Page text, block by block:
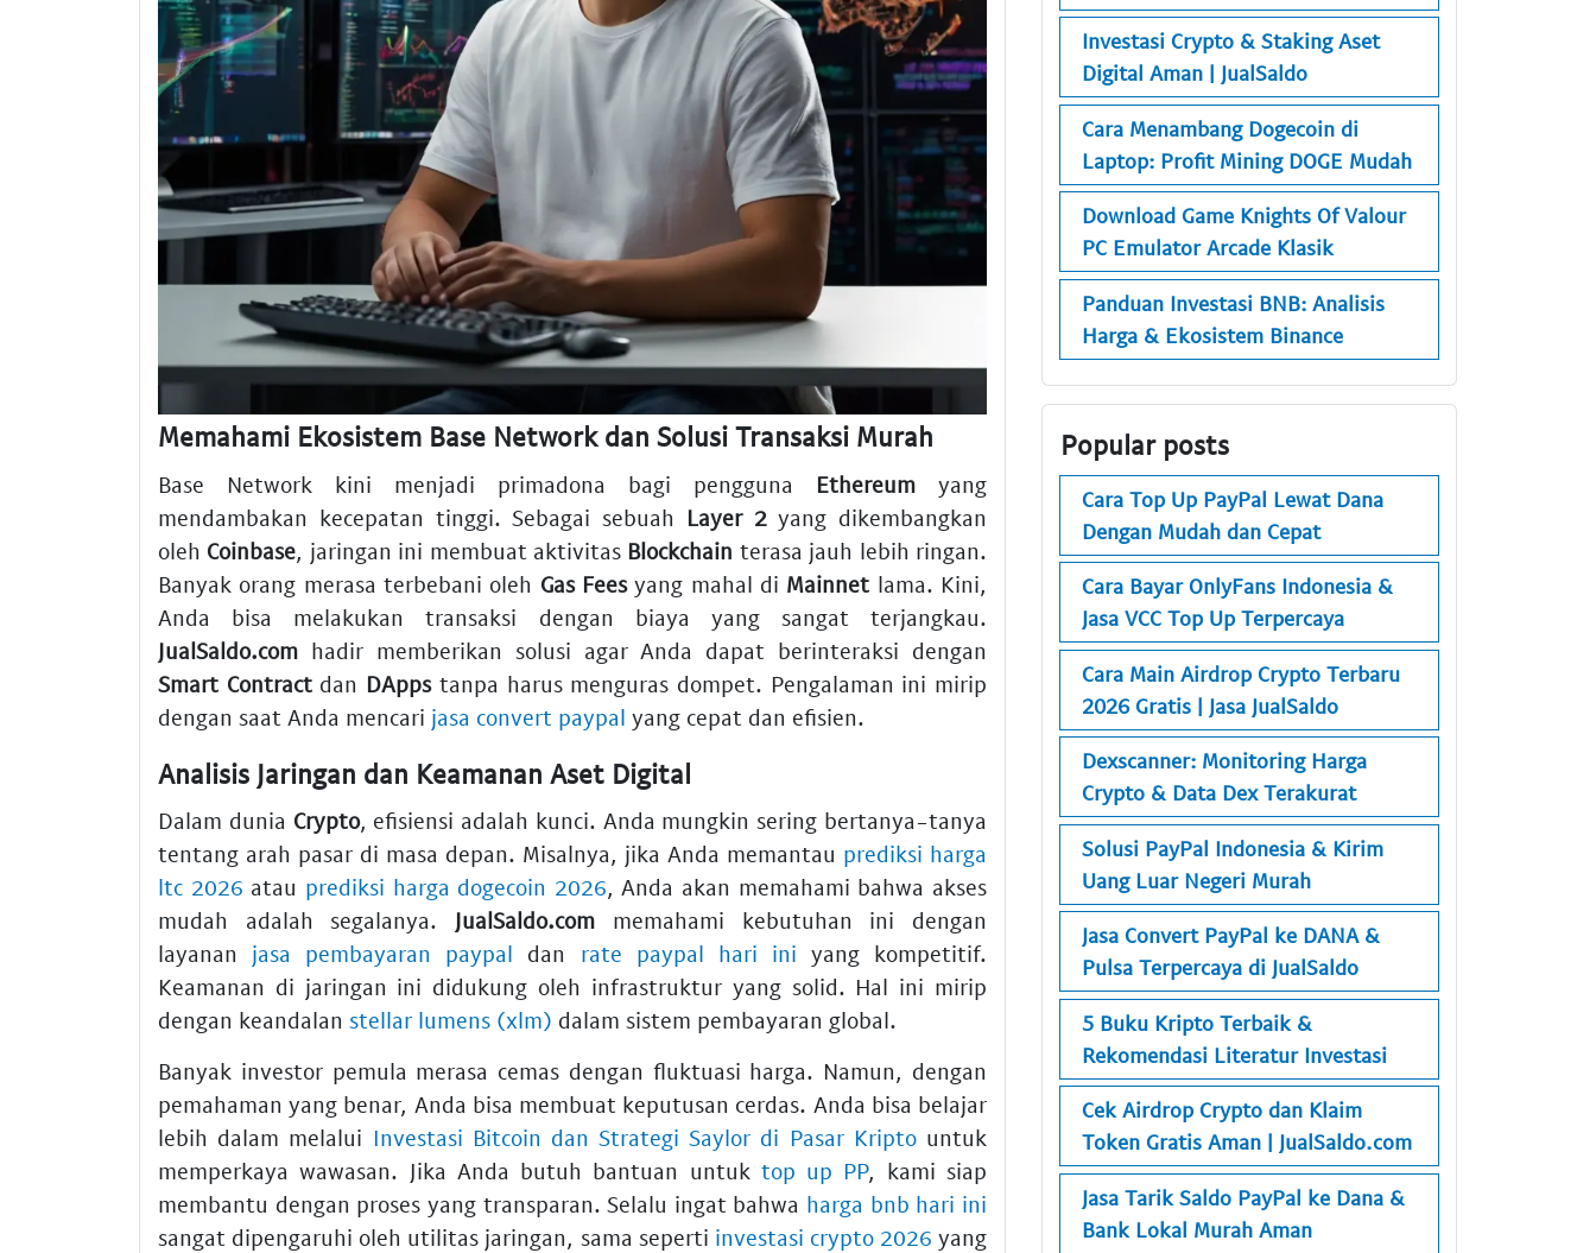
Memahami Ekosistem Base Network dan Solusi Transaksi Murah
Base Network kini menjadi primadona bagi pengguna Ethereum yang
mendambakan kecepatan tinggi. Sebagai sebuah Layer 2yang dikembangkan
oleh Coinbase, jaringan ini membuat aktivitas Blockchain terasa jauh lebih ringan.
Banyak orang merasa terbebani oleh Gas Feesyang mahal di Mainnet lama. Kini,
Anda bisa melakukan transaksi dengan biaya yang sangat terjangkau.
JualSaldo.com hadir memberikan solusi agar Anda dapat berinteraksi dengan
Smart Contractdan DAppstanpa harus menguras dompet. Pengalaman ini mirip
dengan saat Anda mencari jasa convert paypal yang cepat dan efisien.
Analisis Jaringan dan Keamanan Aset Digital
Dalam dunia Crypto, efisiensi adalah kunci. Anda mungkin sering bertanya-tanya
tentang arah pasar di masa depan. Misalnya, jika Anda memantau prediksi harga
ltc 2026 atau prediksi harga dogecoin 2026, Anda akan memahami bahwa akses
mudah adalah segalanya. JualSaldo.com memahami kebutuhan ini dengan
layanan jasa pembayaran paypal dan rate paypal hari ini yang kompetitif.
Keamanan di jaringan ini didukung oleh infrastruktur yang solid. Hal ini mirip
dengan keandalan stellar lumens (xlm) dalam sistem pembayaran global.
Banyak investor pemula merasa cemas dengan fluktuasi harga. Namun, dengan
pemahaman yang benar, Anda bisa membuat keputusan cerdas. Anda bisa belajar
lebih dalam melalui Investasi Bitcoin dan Strategi Saylor di Pasar Kriptountuk
memperkaya wawasan. Jika Anda butuh bantuan untuk top up PP, kami siap
membantu dengan proses yang transparan. Selalu ingat bahwa harga bnb hari ini
sangat dipengaruhi oleh utilitas jaringan, sama seperti investasi crypto 2026 yang
Investasi Crypto & Staking Aset
Digital Aman | JualSaldo
Cara Menambang Dogecoin di
Laptop: Profit Mining DOGE Mudah
Download Game Knights Of Valour
PC Emulator Arcade Klasik
Panduan Investasi BNB: Analisis
Harga & Ekosistem Binance
Popular posts
Cara Top Up PayPal Lewat Dana
Dengan Mudah dan Cepat
Cara Bayar OnlyFans Indonesia &
Jasa VCC Top Up Terpercaya
Cara Main Airdrop Crypto Terbaru
2026 Gratis | Jasa JualSaldo
Dexscanner: Monitoring Harga
Crypto & Data Dex Terakurat
Solusi PayPal Indonesia & Kirim
Uang Luar Negeri Murah
Jasa Convert PayPal ke DANA &
Pulsa Terpercaya di JualSaldo
5 Buku Kripto Terbaik &
Rekomendasi Literatur Investasi
Cek Airdrop Crypto dan Klaim
Token Gratis Aman | JualSaldo.com
Jasa Tarik Saldo PayPal ke Dana &
Bank Lokal Murah Aman